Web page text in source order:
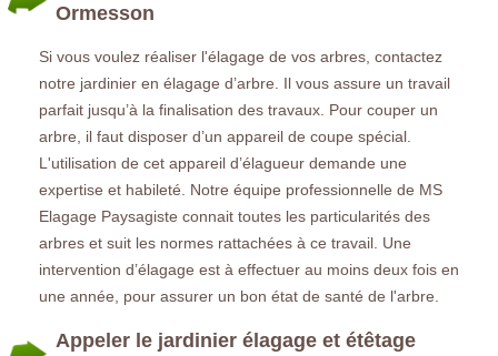
Ormesson
Si vous voulez réaliser l'élagage de vos arbres, contactez
notre jardinier en élagage d’arbre. Il vous assure un travail
parfait jusqu’à la finalisation des travaux. Pour couper un
arbre, il faut disposer d’un appareil de coupe spécial.
L'utilisation de cet appareil d’élagueur demande une
expertise et habileté. Notre équipe professionnelle de MS
Elagage Paysagiste connait toutes les particularités des
arbres et suit les normes rattachées à ce travail. Une
intervention d’élagage est à effectuer au moins deux fois en
une année, pour assurer un bon état de santé de l'arbre.
Appeler le jardinier élagage et étêtage